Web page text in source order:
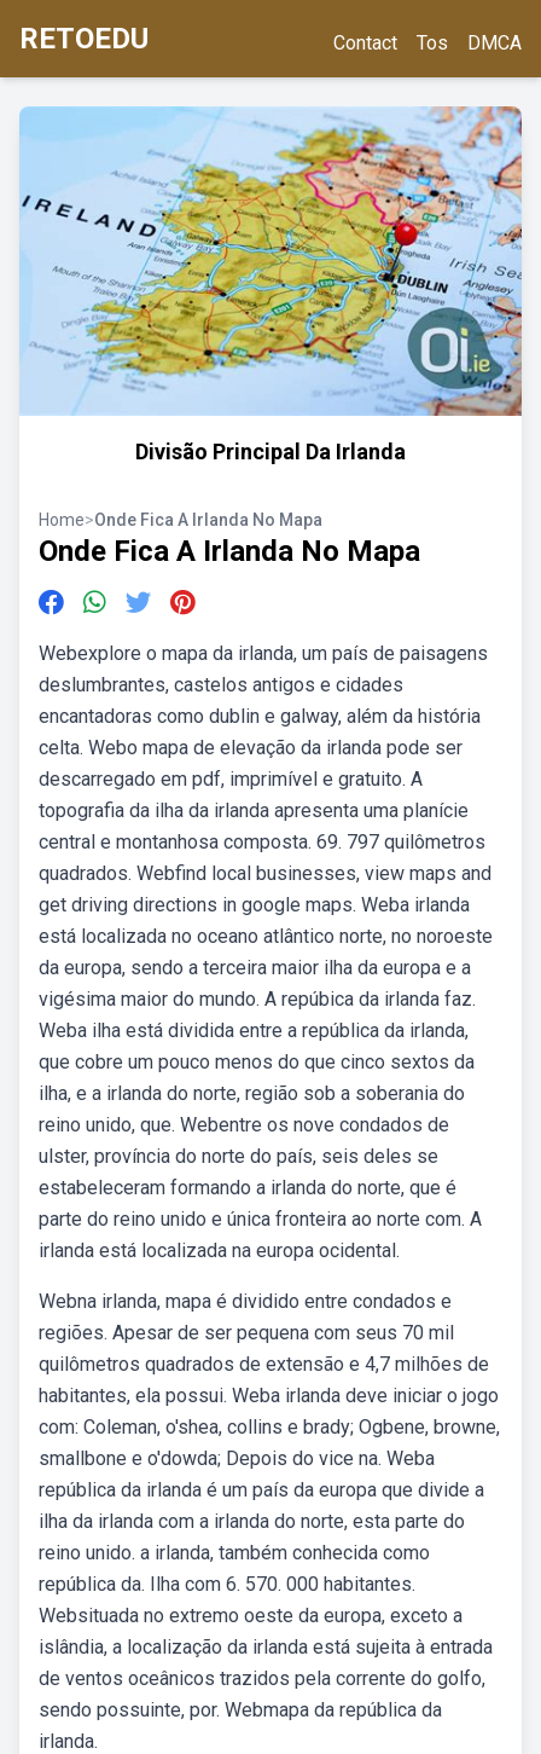
RETOEDU Contact Tos DMCA
Divisão Principal Da Irlanda
Home>Onde Fica A Irlanda No Mapa
Onde Fica A Irlanda No Mapa
Webexplore o mapa da irlanda, um país de paisagens
deslumbrantes, castelos antigos e cidades
encantadoras como dublin e galway, além da história
celta. Webo mapa de elevação da irlanda pode ser
descarregado em pdf, imprimível e gratuito. A
topografia da ilha da irlanda apresenta uma planície
central e montanhosa composta. 69. 797 quilômetros
quadrados. Webfind local businesses, view maps and
get driving directions in google maps. Weba irlanda
está localizada no oceano atlântico norte, no noroeste
da europa, sendo a terceira maior ilha da europa e a
vigésima maior do mundo. A repúbica da irlanda faz.
Weba ilha está dividida entre a república da irlanda,
que cobre um pouco menos do que cinco sextos da
ilha, e a irlanda do norte, região sob a soberania do
reino unido, que. Webentre os nove condados de
ulster, província do norte do país, seis deles se
estabeleceram formando a irlanda do norte, que é
parte do reino unido e única fronteira ao norte com. A
irlanda está localizada na europa ocidental.
Webna irlanda, mapa é dividido entre condados e
regiões. Apesar de ser pequena com seus 70 mil
quilômetros quadrados de extensão e 4,7 milhões de
habitantes, ela possui. Weba irlanda deve iniciar o jogo
com: Coleman, o'shea, collins e brady; Ogbene, browne,
smallbone e o'dowda; Depois do vice na. Weba
república da irlanda é um país da europa que divide a
ilha da irlanda com a irlanda do norte, esta parte do
reino unido. a irlanda, também conhecida como
república da. Ilha com 6. 570. 000 habitantes.
Websituada no extremo oeste da europa, exceto a
islândia, a localização da irlanda está sujeita à entrada
de ventos oceânicos trazidos pela corrente do golfo,
sendo possuinte, por. Webmapa da república da
irlanda.